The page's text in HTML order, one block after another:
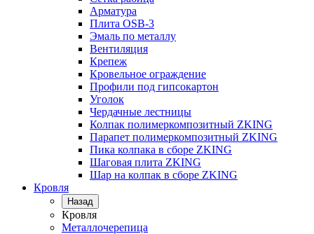
Арматура
Плита OSB-3
Эмаль по металлу
Вентиляция
Крепеж
Кровельное ограждение
Профили под гипсокартон
Уголок
Чердачные лестницы
Колпак полимеркомпозитный ZKING
Парапет полимеркомпозитный ZKING
Пика колпака в сборе ZKING
Шаговая плита ZKING
Шар на колпак в сборе ZKING
Кровля
Назад
Кровля
Металлочерепица